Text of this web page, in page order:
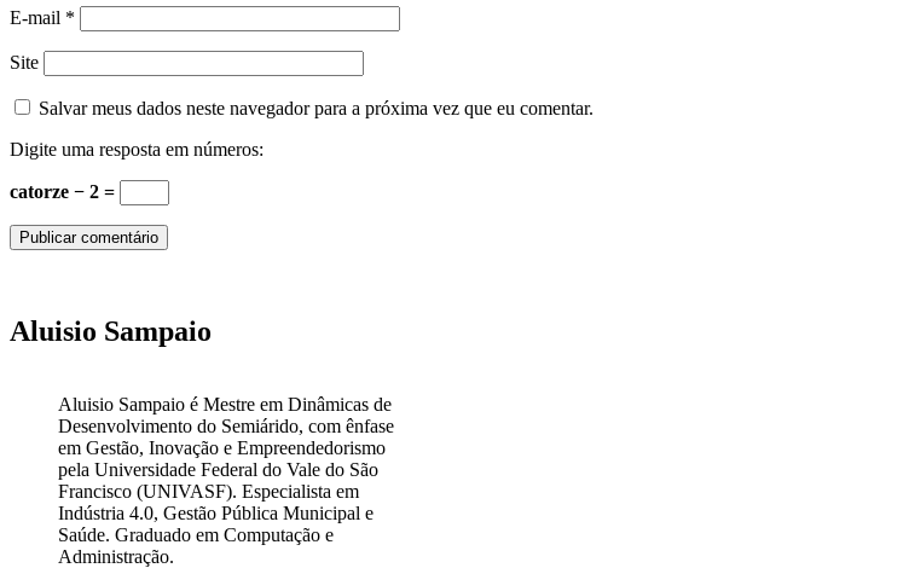
E-mail *
Site
Salvar meus dados neste navegador para a próxima vez que eu comentar.
Digite uma resposta em números:
catorze − 2 =
Aluisio Sampaio
Aluisio Sampaio é Mestre em Dinâmicas de
Desenvolvimento do Semiárido, com ênfase
em Gestão, Inovação e Empreendedorismo
pela Universidade Federal do Vale do São
Francisco (UNIVASF). Especialista em
Indústria 4.0, Gestão Pública Municipal e
Saúde. Graduado em Computação e
Administração.